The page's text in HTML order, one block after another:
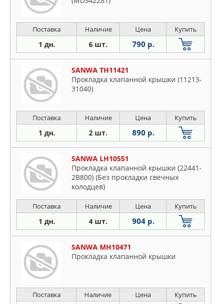
Поставка Наличие Цена Купить
1 дн. 6 шт. 790 р.
SANWA TH11421
Прокладка клапанной крышки (11213-
31040)
Поставка Наличие Цена Купить
1 дн. 2 шт. 890 р.
SANWA LH10551
Прокладка клапанной крышки (22441-
2B800) (Без прокладки свечных
колодцев)
Поставка Наличие Цена Купить
1 дн. 4 шт. 904 р.
SANWA MH10471
Прокладка клапанной крышки
Поставка Наличие Цена Купить